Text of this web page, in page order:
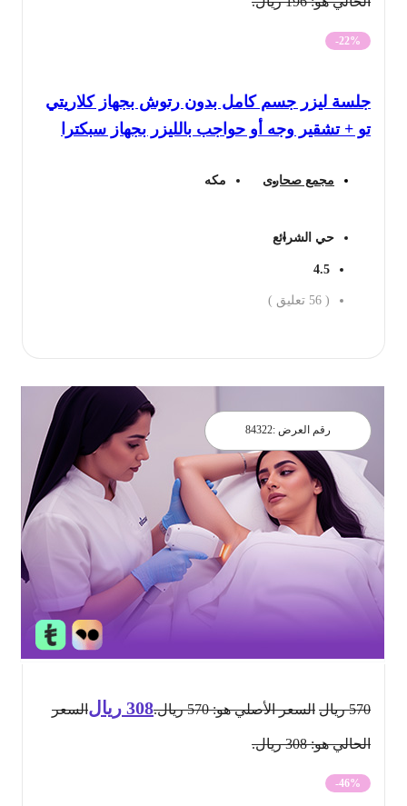
-22%
جلسة ليزر جسم كامل بدون رتوش بجهاز كلاريتي
تو + تشقير وجه أو حواجب بالليزر بجهاز سبكترا
مجمع صحارى مكه
حي الشرائع
4.5
56 تعليق )
رقم العرض : 84322
ريال السعر الأصلي هو: 570 ريال. 308 ريالالسعر
الحالي هو: 308 ريال.
-46%